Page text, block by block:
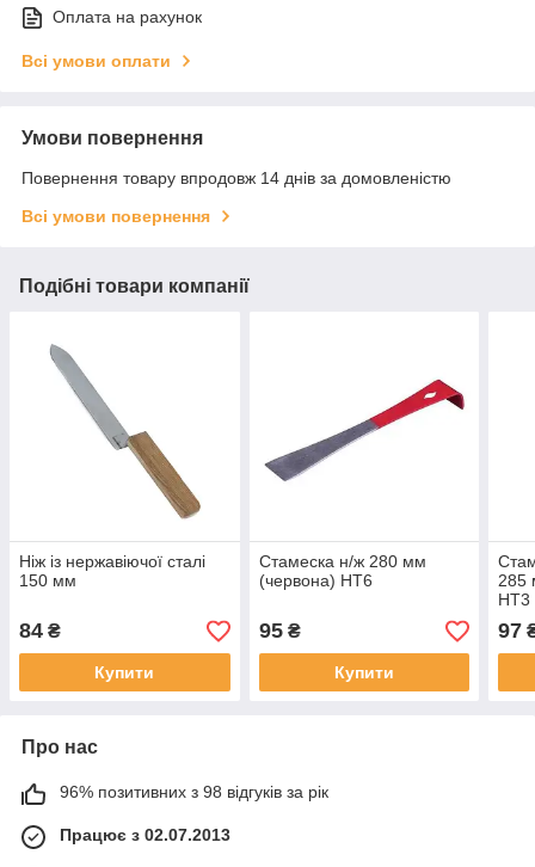
Оплата на рахунок
Всі умови оплати
Умови повернення
Повернення товару впродовж 14 днів за домовленістю
Всі умови повернення
Подібні товари компанії
Ніж із нержавіючої сталі
150 мм
84 ₴
Купити
Стамеска н/ж 280 мм
(червона) HT6
95₴
Купити
285
HT3
97
Про нас
96% позитивних з 98 відгуків за рік
Працює з 02.07.2013